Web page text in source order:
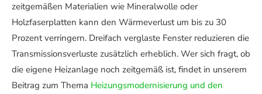
zeitgemäßen Materialien wie Mineralwolle oder
Holzfaserplatten kann den Wärmeverlust um bis zu 30
Prozent verringern. Dreifach verglaste Fenster reduzieren die
Transmissionsverluste zusätzlich erheblich. Wer sich fragt, ob
die eigene Heizanlage noch zeitgemäß ist, findet in unserem
Beitrag zum Thema Heizungsmodernisierung und den